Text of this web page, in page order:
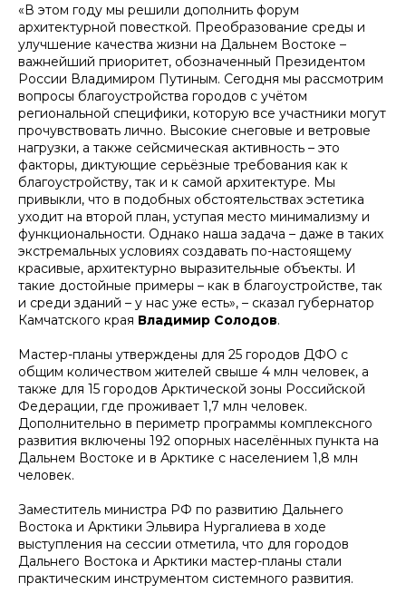
«В этом году мы решили дополнить форум
архитектурной повесткой. Преобразование среды и
улучшение качества жизни на Дальнем Востоке –
важнейший приоритет, обозначенный Президентом
России Владимиром Путиным. Сегодня мы рассмотрим
вопросы благоустройства городов с учётом
региональной специфики, которую все участники могут
прочувствовать лично. Высокие снеговые и ветровые
нагрузки, а также сейсмическая активность – это
факторы, диктующие серьёзные требования как к
благоустройству, так и к самой архитектуре. Мы
привыкли, что в подобных обстоятельствах эстетика
уходит на второй план, уступая место минимализму и
функциональности. Однако наша задача – даже в таких
экстремальных условиях создавать по-настоящему
красивые, архитектурно выразительные объекты. И
такие достойные примеры – как в благоустройстве, так
и среди зданий – у нас уже есть», – сказал губернатор
Камчатского края Владимир Солодов.
Мастер-планы утверждены для 25 городов ДФО с
общим количеством жителей свыше 4 млн человек, а
также для 15 городов Арктической зоны Российской
Федерации, где проживает 1,7 млн человек.
Дополнительно в периметр программы комплексного
развития включены 192 опорных населённых пункта на
Дальнем Востоке и в Арктике с населением 1,8 млн
человек.
Заместитель министра РФ по развитию Дальнего
Востока и Арктики Эльвира Нургалиева в ходе
выступления на сессии отметила, что для городов
Дальнего Востока и Арктики мастер-планы стали
практическим инструментом системного развития.